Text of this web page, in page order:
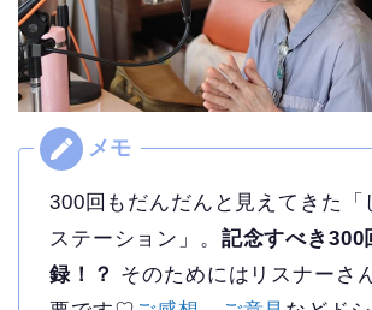
300回もだんだんと見えてきた「
ステーション」。 記念すべき300
録！？ そのためにはリスナーさ